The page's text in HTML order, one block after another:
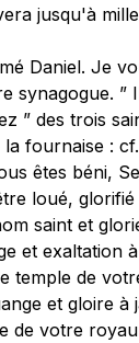
jusqu'à
Daniel. Je
synagogue. ”
” des trois
la fournaise :
êtes béni,
loué, glorifié
saint et
et exaltation
temple de
et gloire à
de votre